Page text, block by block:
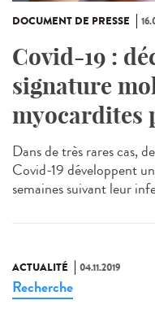
DOCUMENT DE PRESSE
Covid-19 :
signature
myocardites
Dans de très rares cas,
Covid-19 développent
semaines suivant leur
ACTUALITÉ 04.11.2019
Recherche